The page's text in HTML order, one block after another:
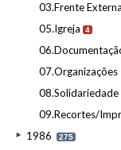
03.Frente Externa
05.Igreja 4
08.Solidariedade
09.Recortes/
1986 275